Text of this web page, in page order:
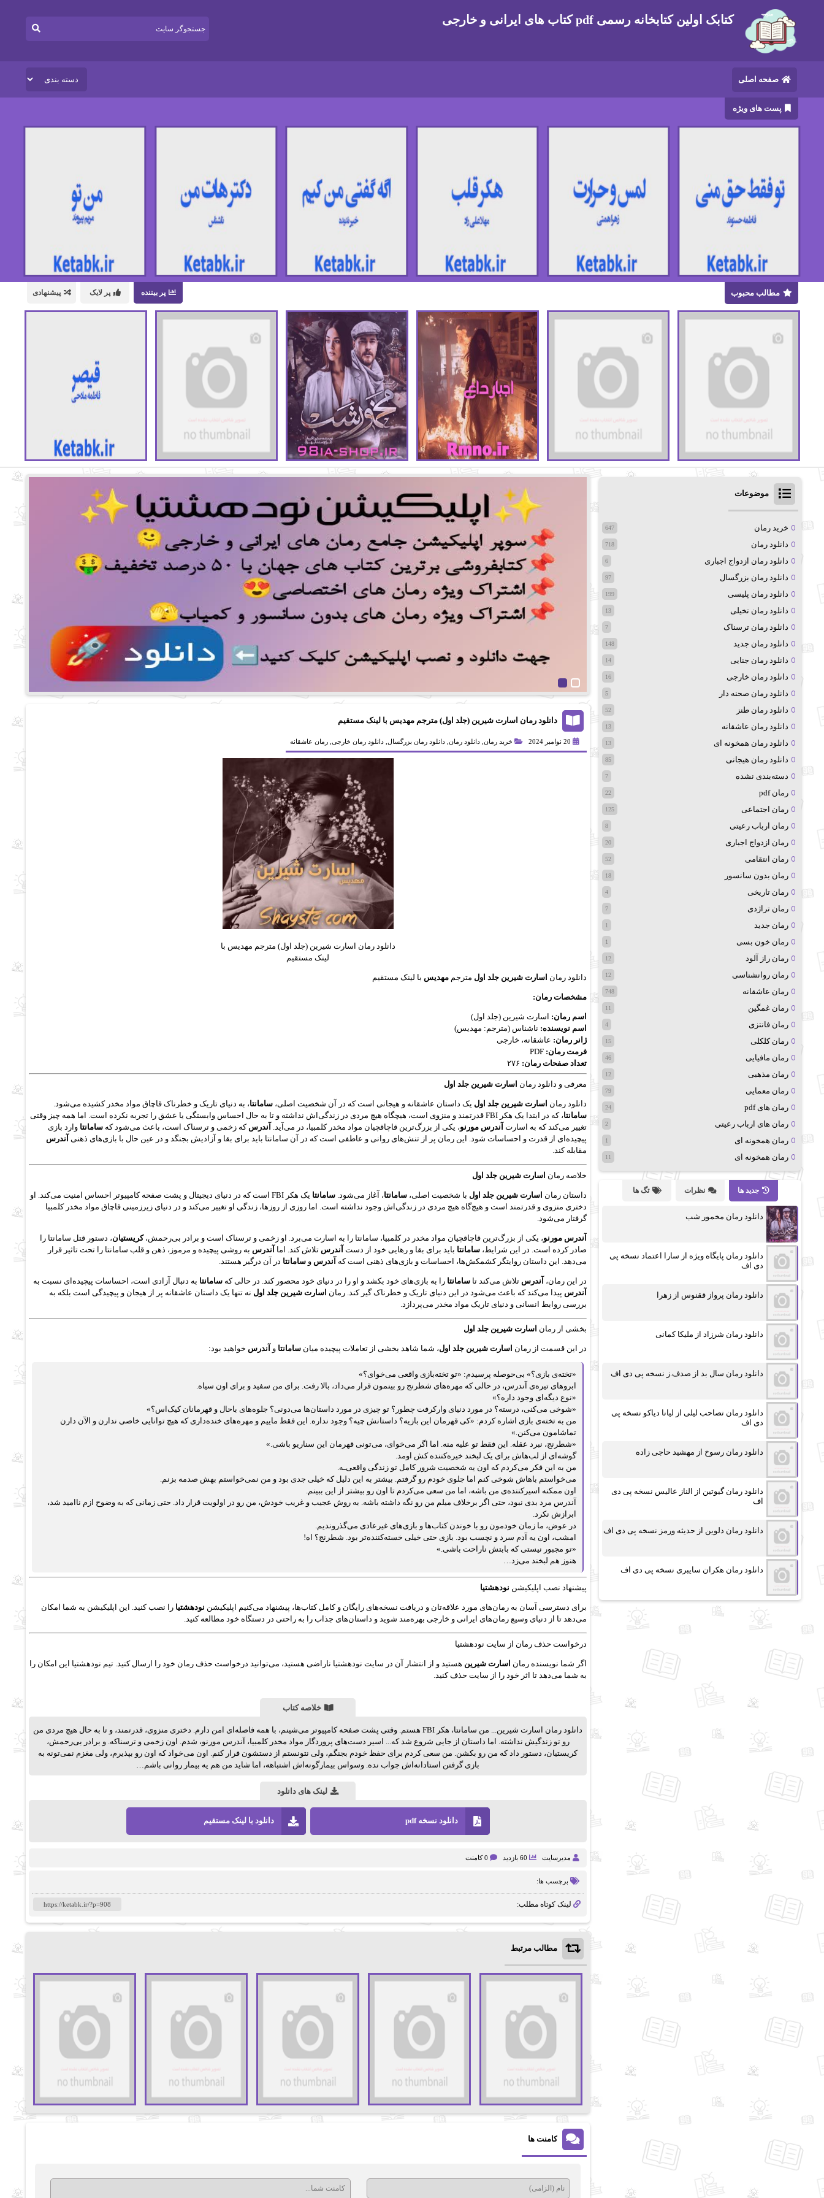
کتابک اولین کتابخانه رسمی pdf کتاب های ایرانی و خارجی
صفحه اصلی
پست های ویژه
پر بیننده پر لایک پیشنهادی مطالب محبوب
دانلود رمان اسارت شیرین (جلد اول) مترجم مهدیس با لینک مستقیم
20 نوامبر 2024 خرید رمان دانلود رمان دانلود رمان بزرگسال دانلود رمان خارجی رمان عاشقانه
دانلود رمان اسارت شیرین (جلد اول) مترجم مهدیس با
لینک مستقیم
دانلود رمان اسارت شیرین جلد اول مترجم مهدیس با لینک مستقیم
مشخصات رمان:
اسم رمان: اسارت شیرین (جلد اول)
اسم نویسنده: ناشناس (مترجم: مهدیس)
ژانر رمان: عاشقانه، خارجی
فرمت رمان:
تعداد صفحات رمان:
معرفی و دانلود رمان اسارت شیرین جلد اول
دانلود رمان اسارت شیرین جلد اول یک داستان عاشقانه و هیجانی است که در آن شخصیت اصلی، سامانتا، به دنیای تاریک و خطرناک قاچاق مواد مخدر کشیده می‌شود.
سامانتا
، که در ابتدا یک هکر FBI قدرتمند و منزوی است، هیچگاه هیچ مردی در زندگی‌اش نداشته و تا به حال احساس وابستگی یا عشق را تجربه نکرده است. اما همه چیز وقتی
تغییر می‌کند که به اسارت آندرس مورنو، یکی از بزرگ‌ترین قاچاقچیان مواد مخدر کلمبیا، در می‌آید. آندرس که زخمی و ترسناک است، باعث می‌شود که سامانتا وارد بازی
پیچیده‌ای از قدرت و احساسات شود. این رمان پر از تنش‌های روانی و عاطفی است که در آن سامانتا باید برای بقا و آزادیش بجنگد و در عین حال با بازی‌های ذهنی آندرس
مقابله کند.
خلاصه رمان اسارت شیرین جلد اول
داستان رمان اسارت شیرین جلد اول با شخصیت اصلی، سامانتا، آغاز می‌شود. سامانتا
یک هکر FBI است که در دنیای دیجیتال و پشت صفحه کامپیوتر احساس امنیت می‌کند. او
دختری منزوی و قدرتمند است و هیچ‌گاه هیچ مردی در زندگی‌اش وجود نداشته است. اما روزی از روزها، زندگی او تغییر می‌کند و در دنیای زیرزمینی قاچاق مواد مخدر کلمبیا
گرفتار می‌شود.
آندرس مورنو، یکی از بزرگ‌ترین قاچاقچیان مواد مخدر در کلمبیا، سامانتا را به اسارت می‌برد. او زخمی و ترسناک است و برادر بی‌رحمش،کریستیان، دستور قتل سامانتا را
صادر کرده است. در این شرایط، سامانتا باید برای بقا و رهایی خود از دست آندرس تلاش کند. اما آندرس به روشی پیچیده و مرموز، ذهن و قلب سامانتا را تحت تاثیر قرار
می‌دهد. این داستان روایتگر کشمکش‌ها، احساسات و بازی‌های ذهنی است که آندرس و سامانتا در آن درگیر هستند.
در این رمان، آندرس تلاش می‌کند تا سامانتا را به بازی‌های خود بکشد و او را در دنیای خود محصور کند. در حالی که سامانتا به دنبال آزادی است، احساسات پیچیده‌ای نسبت به
آندرس پیدا می‌کند که باعث می‌شود در این دنیای تاریک و خطرناک گیر کند. رمان اسارت شیرین جلد اول نه تنها یک داستان عاشقانه پر از هیجان و پیچیدگی است بلکه به
بررسی روابط انسانی و دنیای تاریک مواد مخدر می‌پردازد.
بخشی از رمان اسارت شیرین جلد اول
در این قسمت از رمان اسارت شیرین جلد اول، شما شاهد بخشی از تعاملات پیچیده میان سامانتا و آندرس خواهید بود:
«تخته‌ی بازی؟» بی‌حوصله پرسیدم: «تو تخته‌بازی واقعی می‌خوای؟»
ابروهای تیره‌ی آندرس، در حالی که مهره‌های شطرنج رو بینمون قرار می‌داد، بالا رفت. برای من سفید و برای اون سیاه.
«نوع دیگه‌ای وجود داره؟»
«شوخی می‌کنی، درسته؟ در مورد دنیای وارکرفت چطور؟ تو چیزی در مورد داستان‌ها می‌دونی؟ جلوه‌های باحال و قهرمانان کیک‌اس؟»
من به تخته‌ی بازی اشاره کردم: «کی قهرمان این بازیه؟ داستانش چیه؟ وجود نداره. این فقط ماییم و مهره‌های خنده‌داری که هیچ توانایی خاصی ندارن و الآن دارن
تماشامون می‌کنن.»
«شطرنج، نبرد عقله. این فقط تو علیه منه. اما اگر می‌خوای، می‌تونی قهرمان این سناریو باشی.»
گوشه‌ای از لب‌هاش برای یک لبخند خیره‌کننده کش اومد.
من به این فکر می‌کردم که اون یه شخصیت شرور کامل تو زندگی واقعی‌ـه.
می‌خواستم باهاش شوخی کنم اما جلوی خودم رو گرفتم. بیشتر به این دلیل که خیلی جدی بود و من نمی‌خواستم بهش صدمه بزنم.
اون ممکنه اسیرکننده‌ی من باشه، اما من سعی می‌کردم تا اون رو بیشتر از این ببینم.
آندرس مرد بدی نبود، حتی اگر برخلاف میلم من رو نگه داشته باشه. به روش عجیب و غریب خودش، من رو در اولویت قرار داد. حتی زمانی که به وضوح ازم ناامید شد،
ابرازش نکرد.
در عوض، ما زمان خودمون رو با خوندن کتاب‌ها و بازی‌های غیرعادی می‌گذروندیم.
امشب، اون یه آدم سرد و نچسب بود. بازی حتی خیلی خسته‌کننده‌تر بود. شطرنج؟ اه!
«تو مجبور نیستی که بابتش ناراحت باشی.»
هنوز هم لبخند می‌زد…
پیشنهاد نصب اپلیکیشن نودهشتیا
برای دسترسی آسان به رمان‌های مورد علاقه‌تان و دریافت نسخه‌های رایگان و کامل کتاب‌ها، پیشنهاد می‌کنیم اپلیکیشن نودهشتیا را نصب کنید. این اپلیکیشن به شما امکان
می‌دهد تا از دنیای وسیع رمان‌های ایرانی و خارجی بهره‌مند شوید و داستان‌های جذاب را به راحتی در دستگاه خود مطالعه کنید.
درخواست حذف رمان از سایت نودهشتیا
اگر شما نویسنده رمان اسارت شیرین هستید و از انتشار آن در سایت نودهشتیا ناراضی هستید، می‌توانید درخواست حذف رمان خود را ارسال کنید. تیم نودهشتیا این امکان را
به شما می‌دهد تا اثر خود را از سایت حذف کنید.
خلاصه کتاب
دانلود رمان اسارت شیرین... من سامانتا، هکر FBI هستم. وقتی پشت صفحه کامپیوتر می‌شینم، با همه فاصله‌ای امن دارم. دختری منزوی، قدرتمند، و تا به حال هیچ مردی من
رو تو زندگیش نداشته. اما داستان از جایی شروع شد که... اسیر دست‌های پروردگار مواد مخدر کلمبیا، آندرس مورنو، شدم. اون زخمی و ترسناکه. و برادر بی‌رحمش،
کریستیان، دستور داد که من رو بکشن. من سعی کردم برای حفظ خودم بجنگم، ولی نتونستم از دستشون فرار کنم. اون می‌خواد که اون رو بپذیرم، ولی مغزم نمی‌تونه به
بازی گرفتن استادانه‌اش جواب نده. وسواس بیمارگونه‌اش اشتباهه، اما شاید من هم یه بیمار روانی باشم…
لینک های دانلود
دانلود نسخه pdf دانلود با لینک مستقیم
مدیرسایت 60 بازدید 0 کامنت
برچسب ها:
لینک کوتاه مطلب:
مطالب مرتبط
کامنت ها
موضوعات
خرید رمان 647
دانلود رمان 718
دانلود رمان ازدواج اجباری 6
دانلود رمان بزرگسال 97
دانلود رمان پلیسی 199
دانلود رمان تخیلی 13
دانلود رمان ترسناک 7
دانلود رمان جدید 148
دانلود رمان جنایی 14
دانلود رمان خارجی 16
دانلود رمان صحنه دار 5
دانلود رمان طنز 52
دانلود رمان عاشقانه 13
دانلود رمان همخونه ای 13
دانلود رمان هیجانی 85
دسته‌بندی نشده 7
رمان pdf 22
رمان اجتماعی 125
رمان ارباب رعیتی 8
رمان ازدواج اجباری 20
رمان انتقامی 52
رمان بدون سانسور 18
رمان تاریخی 4
رمان تراژدی 7
رمان جدید 1
رمان خون بسی 1
رمان راز آلود 12
رمان روانشناسی 12
رمان عاشقانه 748
رمان غمگین 11
رمان فانتزی 4
رمان کلکلی 15
رمان مافیایی 46
رمان مذهبی 12
رمان معمایی 79
رمان های pdf 24
رمان های ارباب رعیتی 2
رمان همخونه ای 1
رمان همخونه ای 11
جدید ها نظرات تگ ها
دانلود رمان مخمور شب
دانلود رمان پایگاه ویژه از سارا اعتماد نسخه پی
دی اف
دانلود رمان پرواز ققنوس از زهرا
دانلود رمان شرزاد از ملیکا کمانی
دانلود رمان سال بد از صدف.ز نسخه پی دی اف
دانلود رمان تصاحب لیلی از لیانا دیاکو نسخه پی
دی اف
دانلود رمان رسوخ از مهشید حاجی زاده
دانلود رمان گیوتین از الناز عالیس نسخه پی دی
اف
دانلود رمان دلوین از حدیثه ورمز نسخه پی دی اف
دانلود رمان هکران سایبری نسخه پی دی اف